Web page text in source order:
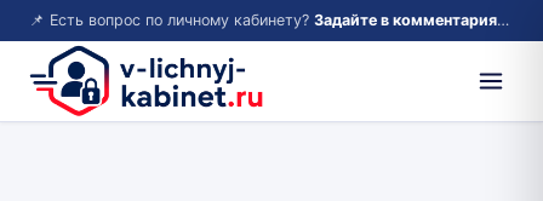
📌 Есть вопрос по личному кабинету? Задайте в комментариях — ответим!